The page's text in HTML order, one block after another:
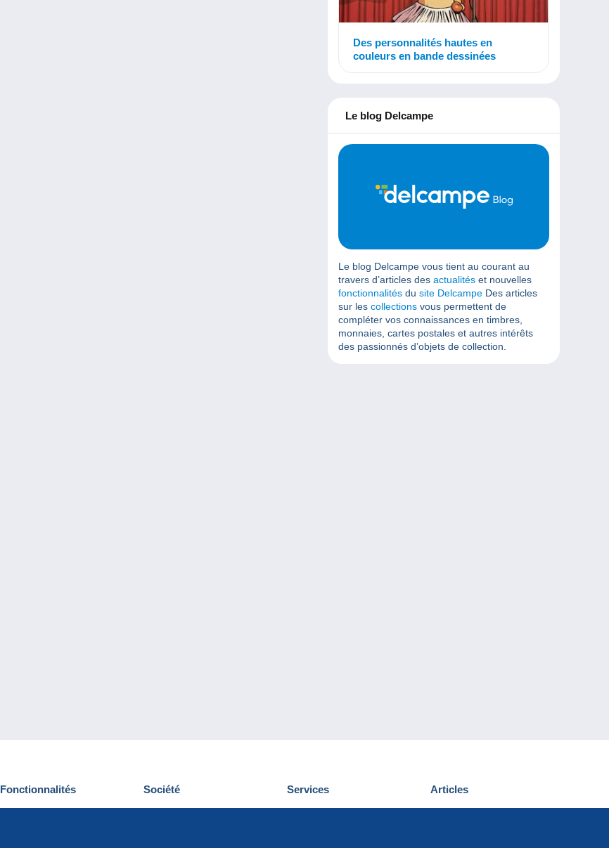
Des personnalités hautes en
couleurs en bande dessinées
Le blog Delcampe
Le blog Delcampe vous tient au courant au
travers d’articles des actualités et nouvelles
fonctionnalités du site Delcampe Des articles
sur les collections vous permettent de
compléter vos connaissances en timbres,
monnaies, cartes postales et autres intérêts
des passionnés d’objets de collection.
Fonctionnalités
Nouveautés
Société
Qui sommes-nous
Services
Découvrir Delcampe
Articles